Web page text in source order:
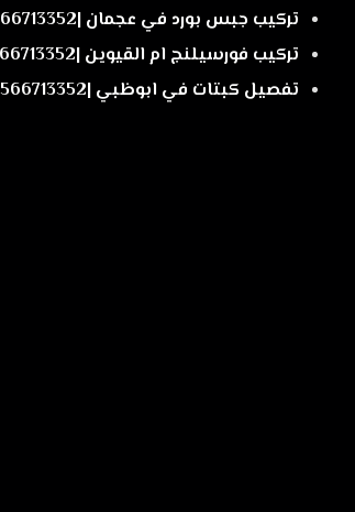
تركيب جبس بورد في عجمان |0566713352
تركيب فورسيلنج ام القيوين |0566713352
تفصيل كبتات في ابوظبي |0566713352|